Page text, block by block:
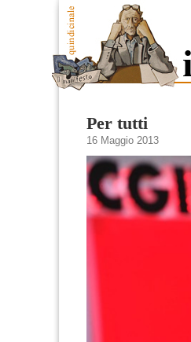
Per tutti
16 Maggio 2013